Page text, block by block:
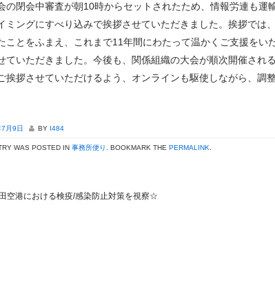
の閉会中審査が朝10時からセットされたため、情報労連も運
ミングにすべり込みで挨拶させていただきました。挨拶では
ことをふまえ、これまで11年間にわたって温かくご支援をい
ていただきました。今後も、関係組織の大会が順次開催され
挨拶させていただけるよう、オンラインも駆使しながら、調
月9日 BY I484
WAS POSTED IN 事務所便り . BOOKMARK THE PERMALINK.
空港における検疫/感染防止対策を視察☆